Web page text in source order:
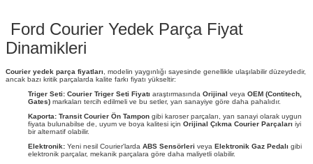
Ford Courier Yedek Parça Fiyat
Dinamikleri
Courier yedek parça fiyatları, modelin yaygınlığı sayesinde genellikle ulaşılabilir düzeydedir,
ancak bazı kritik parçalarda kalite farkı fiyatı yükseltir:
Triger Seti: Courier Triger Seti Fiyatı araştırmasında Orijinal veya OEM (Contitech,
Gates) markaları tercih edilmeli ve bu setler, yan sanayiye göre daha pahalıdır.
Kaporta: Transit Courier Ön Tampon gibi karoser parçaları, yan sanayi olarak uygun
fiyata bulunabilse de, uyum ve boya kalitesi için Orijinal Çıkma Courier Parçaları iyi
bir alternatif olabilir.
Elektronik: Yeni nesil Courier'larda ABS Sensörleri veya Elektronik Gaz Pedalı gibi
elektronik parçalar, mekanik parçalara göre daha maliyetli olabilir.